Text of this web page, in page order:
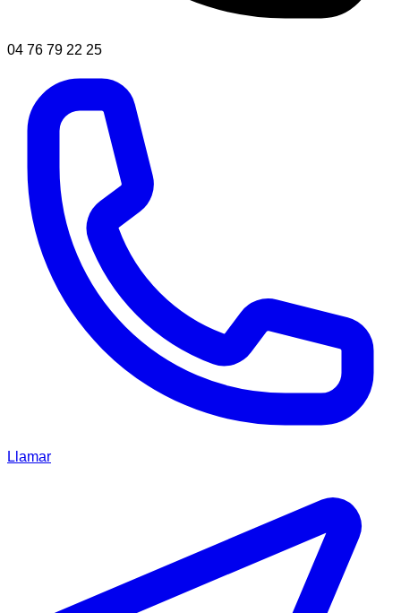
04 76 79 22 25
Llamar